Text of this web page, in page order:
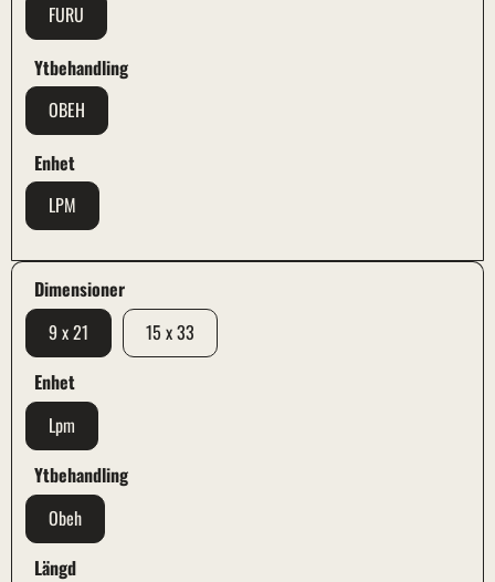
Dimensioner
9 x 21
15 x 33
Enhet
Lpm
Ytbehandling
Obeh
Längd
FURU
Ytbehandling
OBEH
Enhet
LPM